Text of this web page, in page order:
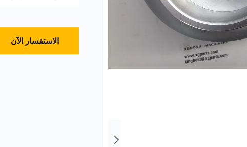
الاستفسار الآن